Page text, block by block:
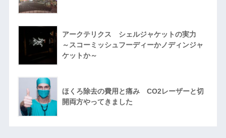
アークテリクス シェルジャケットの実力
～スコーミッシュフーディーかノディンジャ
ケットか～
ほくろ除去の費用と痛み CO2レーザーと切
開両方やってきました